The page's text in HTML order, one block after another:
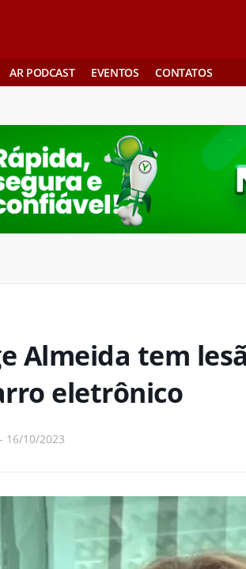
AR PODCAST EVENTOS CONTATOS
Almeida tem
eletrônico
- 16/10/2023